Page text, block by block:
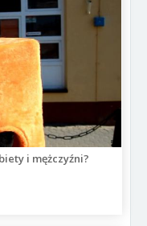
i mężczyźni?